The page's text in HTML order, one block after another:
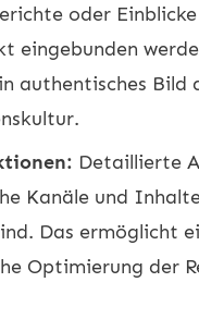
oder
eingebunden
authentisches Bild
Detaillierte
Kanäle und
Das ermöglicht
Optimierung der